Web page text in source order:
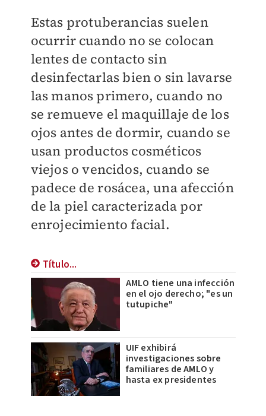
Estas protuberancias suelen
ocurrir cuando no se colocan
lentes de contacto sin
desinfectarlas bien o sin lavarse
las manos primero, cuando no
se remueve el maquillaje de los
ojos antes de dormir, cuando se
usan productos cosméticos
viejos o vencidos, cuando se
padece de rosácea, una afección
de la piel caracterizada por
enrojecimiento facial.
Título...
AMLO tiene una infección
en el ojo derecho; "es un
tutupiche"
UIF exhibirá
investigaciones sobre
familiares de AMLO y
hasta ex presidentes